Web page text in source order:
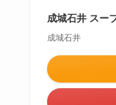
成城石井 スー
成城石井